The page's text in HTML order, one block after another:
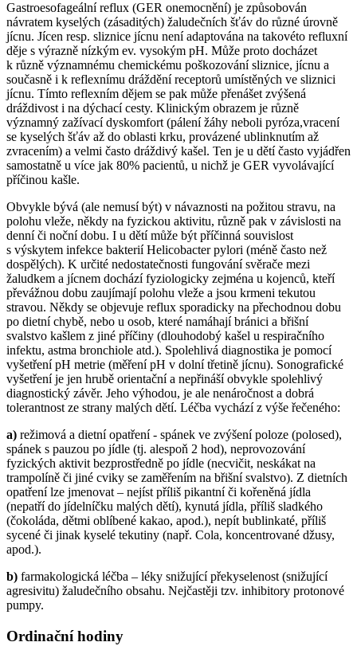
Gastroesofageální reflux (GER onemocnění) je způsobován
návratem kyselých (zásaditých) žaludečních šťáv do různé úrovně
jícnu. Jícen resp. sliznice jícnu není adaptována na takovéto refluxní
děje s výrazně nízkým ev. vysokým pH. Může proto docházet
k různě významnému chemickému poškozování sliznice, jícnu a
současně i k reflexnímu dráždění receptorů umístěných ve sliznici
jícnu. Tímto reflexním dějem se pak může přenášet zvýšená
dráždivost i na dýchací cesty. Klinickým obrazem je různě
významný zažívací dyskomfort (pálení žáhy neboli pyróza,vracení
se kyselých šťáv až do oblasti krku, provázené ublinknutím až
zvracením) a velmi často dráždivý kašel. Ten je u dětí často vyjádřen
samostatně u více jak 80% pacientů, u nichž je GER vyvolávající
příčinou kašle.
Obvykle bývá (ale nemusí být) v návaznosti na požitou stravu, na
polohu vleže, někdy na fyzickou aktivitu, různě pak v závislosti na
denní či noční dobu. I u dětí může být příčinná souvislost
s výskytem infekce bakterií Helicobacter pylori (méně často než
dospělých). K určité nedostatečnosti fungování svěrače mezi
žaludkem a jícnem dochází fyziologicky zejména u kojenců, kteří
převážnou dobu zaujímají polohu vleže a jsou krmeni tekutou
stravou. Někdy se objevuje reflux sporadicky na přechodnou dobu
po dietní chybě, nebo u osob, které namáhají bránici a břišní
svalstvo kašlem z jiné příčiny (dlouhodobý kašel u respiračního
infektu, astma bronchiole atd.). Spolehlivá diagnostika je pomocí
vyšetření pH metrie (měření pH v dolní třetině jícnu). Sonografické
vyšetření je jen hrubě orientační a nepřináší obvykle spolehlivý
diagnostický závěr. Jeho výhodou, je ale nenáročnost a dobrá
tolerantnost ze strany malých dětí. Léčba vychází z výše řečeného:
a) režimová a dietní opatření - spánek ve zvýšení poloze (polosed),
spánek s pauzou po jídle (tj. alespoň 2 hod), neprovozování
fyzických aktivit bezprostředně po jídle (necvičit, neskákat na
trampolíně či jiné cviky se zaměřením na břišní svalstvo). Z dietních
opatření lze jmenovat – nejíst příliš pikantní či kořeněná jídla
(nepatří do jídelníčku malých dětí), kynutá jídla, příliš sladkého
(čokoláda, dětmi oblíbené kakao, apod.), nepít bublinkaté, příliš
sycené či jinak kyselé tekutiny (např. Cola, koncentrované džusy,
apod.).
b) farmakologická léčba – léky snižující překyselenost (snižující
agresivitu) žaludečního obsahu. Nejčastěji tzv. inhibitory protonové
pumpy.
Ordinační hodiny